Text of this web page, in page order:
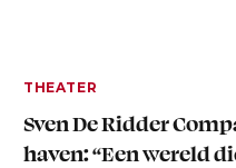
THEATER
Sven De Ridder
haven: “Een wereld